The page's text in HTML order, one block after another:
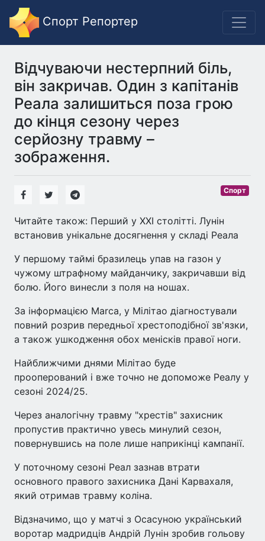
Спорт Репортер
Відчуваючи нестерпний біль,
він закричав. Один з капітанів
Реала залишиться поза грою
до кінця сезону через
серйозну травму –
зображення.
Спорт
Читайте також: Перший у XXI столітті. Лунін
встановив унікальне досягнення у складі Реала
У першому таймі бразилець упав на газон у
чужому штрафному майданчику, закричавши від
болю. Його винесли з поля на ношах.
За інформацією Marca, у Мілітао діагностували
повний розрив передньої хрестоподібної зв'язки,
а також ушкодження обох менісків правої ноги.
Найближчими днями Мілітао буде
прооперований і вже точно не допоможе Реалу у
сезоні 2024/25.
Через аналогічну травму "хрестів" захисник
пропустив практично увесь минулий сезон,
повернувшись на поле лише наприкінці кампанії.
У поточному сезоні Реал зазнав втрати
основного правого захисника Дані Карвахаля,
який отримав травму коліна.
Відзначимо, що у матчі з Осасуною український
воротар мадридців Андрій Лунін зробив гольову